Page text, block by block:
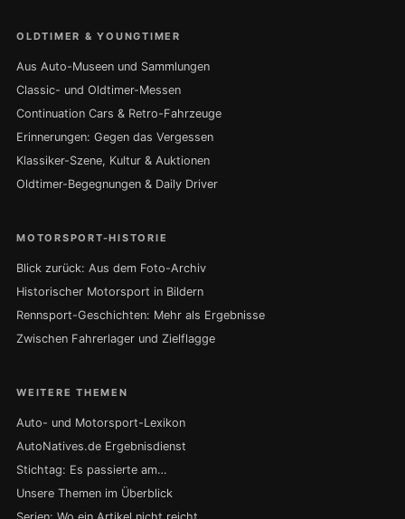
OLDTIMER & YOUNGTIMER
Aus Auto-Museen und Sammlungen
Classic- und Oldtimer-Messen
Continuation Cars & Retro-Fahrzeuge
Erinnerungen: Gegen das Vergessen
Klassiker-Szene, Kultur & Auktionen
Oldtimer-Begegnungen & Daily Driver
MOTORSPORT-HISTORIE
Blick zurück: Aus dem Foto-Archiv
Historischer Motorsport in Bildern
Rennsport-Geschichten: Mehr als Ergebnisse
Zwischen Fahrerlager und Zielflagge
WEITERE THEMEN
Auto- und Motorsport-Lexikon
AutoNatives.de Ergebnisdienst
Stichtag: Es passierte am…
Unsere Themen im Überblick